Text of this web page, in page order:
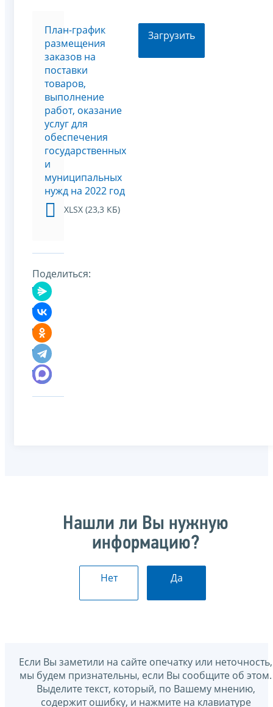
План-график
размещения
заказов на
поставки
товаров,
выполнение
работ, оказание
услуг для
обеспечения
государственных
и
муниципальных
нужд на 2022 год
XLSX (23,3 КБ)
Загрузить
Поделиться:
Нашли ли Вы нужную
информацию?
Нет Да
Если Вы заметили на сайте опечатку или неточность,
мы будем признательны, если Вы сообщите об этом.
Выделите текст, который, по Вашему мнению,
содержит ошибку, и нажмите на клавиатуре